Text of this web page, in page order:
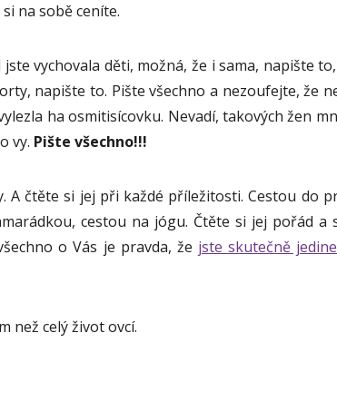
na sobě ceníte.
jste vychovala děti, možná, že i sama, napište
napište to. Pište všechno a nezoufejte, že
ha osmitisícovku. Nevadí, takových žen
vy. Pište všechno!!!
A čtěte si jej při každé příležitosti. Cestou do
cestou na jógu. Čtěte si jej pořád a
o Vás je pravda, že jste skutečně
než celý život ovcí.